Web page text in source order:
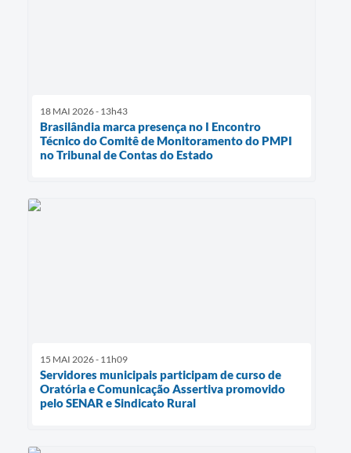
18 MAI 2026 - 13h43
Brasilândia marca presença no I Encontro
Técnico do Comitê de Monitoramento do PMPI
no Tribunal de Contas do Estado
15 MAI 2026 - 11h09
Servidores municipais participam de curso de
Oratória e Comunicação Assertiva promovido
pelo SENAR e Sindicato Rural